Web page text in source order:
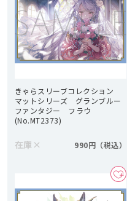
きゃらスリーブコレクション
マットシリーズ グランブルー
ファンタジー フラウ
(No.MT2373)
在庫 × 990円